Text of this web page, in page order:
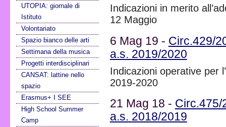
UTOPIA: giornale di
Istituto
Volontariato
Spazio bianco delle arti
Settimana della musica
Progetti interdisciplinari
CANSAT: lattine nello
spazio
Erasmus+ I SEE
High School Summer
Camp
Indicazioni in merito
12 Maggio
6 Mag 19 - Circ.429/
a.s. 2019/2020
Indicazioni operative per
2019-2020
21 Mag 18 - Circ.475/
a.s. 2018/2019